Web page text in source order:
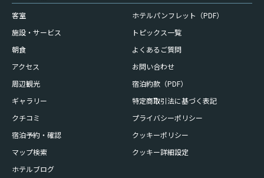
客室
施設・サービス
朝食
アクセス
周辺観光
ギャラリー
クチコミ
宿泊予約・確認
マップ検索
ホテルブログ
ホテルパンフレット（PDF）
トピックス一覧
よくあるご質問
お問い合わせ
宿泊約款（PDF）
特定商取引法に基づく表記
プライバシーポリシー
クッキーポリシー
クッキー詳細設定